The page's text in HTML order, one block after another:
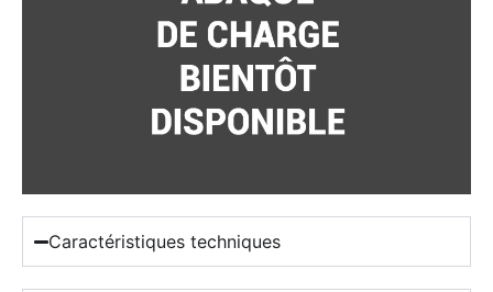
Caractéristiques techniques